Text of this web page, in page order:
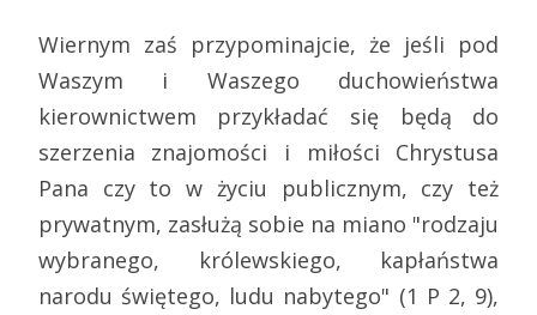
Wiernym zaś przypominajcie, że jeśli pod
Waszym i Waszego duchowieństwa
kierownictwem przykładać się będą do
szerzenia znajomości i miłości Chrystusa
Pana czy to w życiu publicznym, czy też
prywatnym, zasłużą sobie na miano "rodzaju
wybranego, królewskiego, kapłaństwa
narodu świętego, ludu nabytego" (1 P 2, 9),